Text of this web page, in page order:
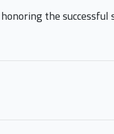
the